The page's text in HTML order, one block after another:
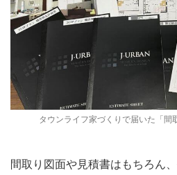
タウンライフ家づくりで届いた「間
間取り図面や見積書はもちろん